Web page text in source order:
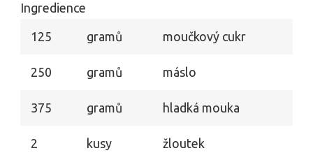
Ingredience
125 gramů moučkový cukr
250 gramů máslo
375 gramů hladká mouka
2 kusy žloutek